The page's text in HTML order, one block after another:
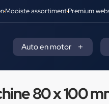
Mooiste assortimentPremium
Auto en motor
80 x 100